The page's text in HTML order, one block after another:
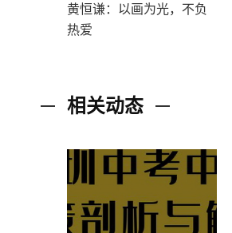
黄恒谦：以画为光，不负
热爱
相关动态